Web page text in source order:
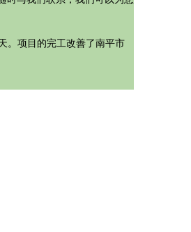
。项目的完工改善了南平市